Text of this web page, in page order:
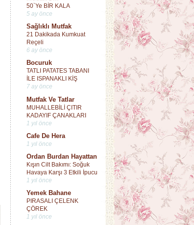
50`Ye BİR KALA
5 ay önce
Sağlıklı Mutfak
21 Dakikada Kumkuat
Reçeli
6 ay önce
Bocuruk
TATLI PATATES TABANI
İLE ISPANAKLI KİŞ
7 ay önce
Mutfak Ve Tatlar
MUHALLEBİLİ ÇITIR
KADAYIF ÇANAKLARI
1 yıl önce
Cafe De Hera
1 yıl önce
Ordan Burdan Hayattan
Kışın Cilt Bakımı: Soğuk
Havaya Karşı 3 Etkili İpucu
1 yıl önce
Yemek Bahane
PIRASALI ÇELENK
ÇÖREK
1 yıl önce